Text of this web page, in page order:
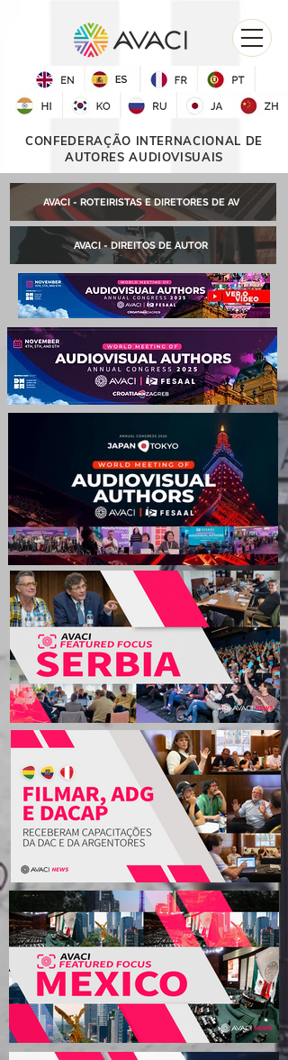
CONFEDERAÇÃO INTERNACIONAL DE
AUTORES AUDIOVISUAIS
AVACI - ROTEIRISTAS E DIRETORES DE AV
AVACI - DIREITOS DE AUTOR
AVACI - FESAAL no Japão:
expectativa para o próximo
Congresso Ásia-Pacífico
Stefan Gelineo: “Somente
por meio de uma ação
coordenada protegeremos
os direitos dos autores
audiovisuais”
FILMAR, ADG y DACAP
recibieron capacitaciones
de DAC y ARGENTORES